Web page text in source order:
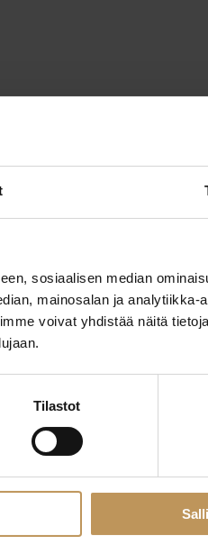
sosiaalisen median
mainosalan ja analytiikka-
voivat yhdistää näitä
Tilastot
Aihe
*